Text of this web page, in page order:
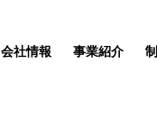
会社情報 事業紹介